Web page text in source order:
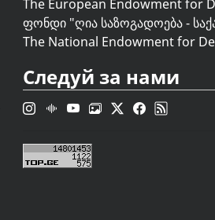
The European Endowment for
ფონდი "ღია საზოგადოება -
The National Endowment for
Следуй за нами